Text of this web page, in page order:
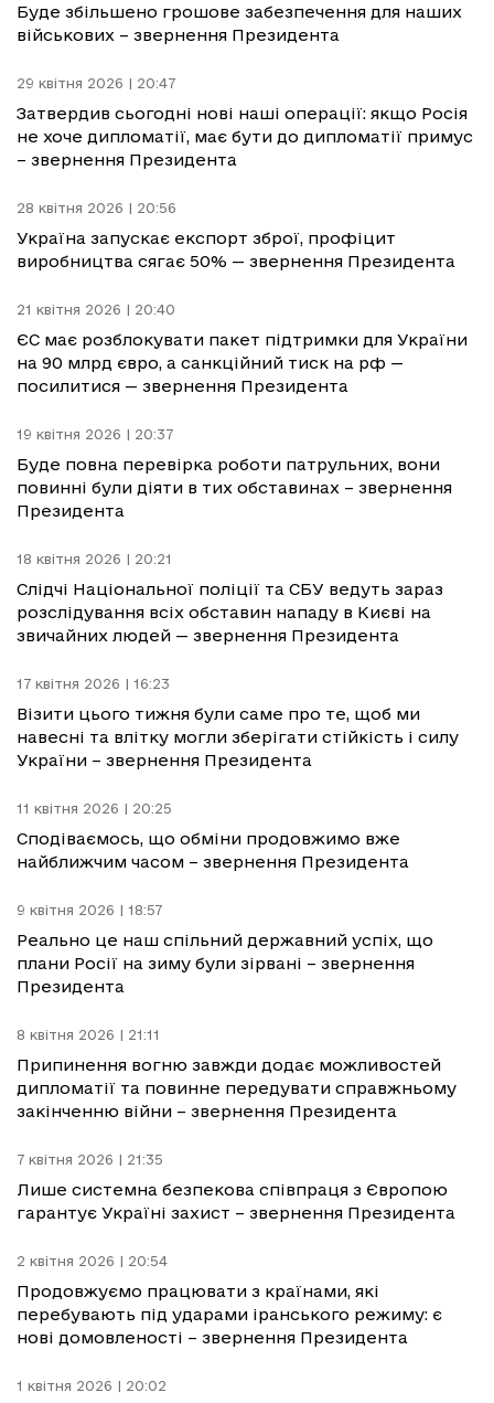
Буде збільшено грошове забезпечення для наших
військових – звернення Президента
29 квітня 2026 | 20:47
Затвердив сьогодні нові наші операції: якщо Росія
не хоче дипломатії, має бути до дипломатії примус
– звернення Президента
28 квітня 2026 | 20:56
Україна запускає експорт зброї, профіцит
виробництва сягає 50% — звернення Президента
21 квітня 2026 | 20:40
ЄС має розблокувати пакет підтримки для України
на 90 млрд євро, а санкційний тиск на рф —
посилитися — звернення Президента
19 квітня 2026 | 20:37
Буде повна перевірка роботи патрульних, вони
повинні були діяти в тих обставинах – звернення
Президента
18 квітня 2026 | 20:21
Слідчі Національної поліції та СБУ ведуть зараз
розслідування всіх обставин нападу в Києві на
звичайних людей — звернення Президента
17 квітня 2026 | 16:23
Візити цього тижня були саме про те, щоб ми
навесні та влітку могли зберігати стійкість і силу
України – звернення Президента
11 квітня 2026 | 20:25
Сподіваємось, що обміни продовжимо вже
найближчим часом – звернення Президента
9 квітня 2026 | 18:57
Реально це наш спільний державний успіх, що
плани Росії на зиму були зірвані – звернення
Президента
8 квітня 2026 | 21:11
Припинення вогню завжди додає можливостей
дипломатії та повинне передувати справжньому
закінченню війни – звернення Президента
7 квітня 2026 | 21:35
Лише системна безпекова співпраця з Європою
гарантує Україні захист – звернення Президента
2 квітня 2026 | 20:54
Продовжуємо працювати з країнами, які
перебувають під ударами іранського режиму: є
нові домовленості – звернення Президента
1 квітня 2026 | 20:02